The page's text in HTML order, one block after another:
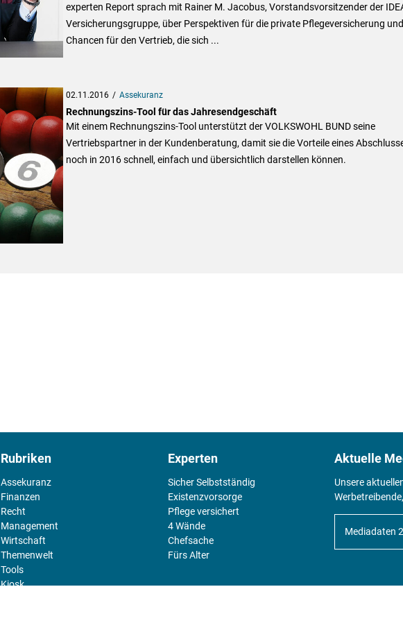
experten Report sprach mit Rainer M. Jacobus, Vorstandsvorsitzender der
Versicherungsgruppe, über Perspektiven für die private Pflegeversicherung und
Chancen für den Vertrieb, die sich ...
02.11.2016 Assekuranz
Rechnungszins-Tool für das Jahresendgeschäft
Mit einem Rechnungszins-Tool unterstützt der VOLKSWOHL BUND seine
Vertriebspartner in der Kundenberatung, damit sie die Vorteile eines
noch in 2016 schnell, einfach und übersichtlich darstellen können.
Rubriken
Assekuranz
Finanzen
Recht
Management
Wirtschaft
Themenwelt
Tools
Kiosk
Experten
Sicher Selbstständig
Existenz­vorsorge
Pflege versichert
4 Wände
Chefsache
Fürs Alter
Aktuelle
Unsere
Mediadaten